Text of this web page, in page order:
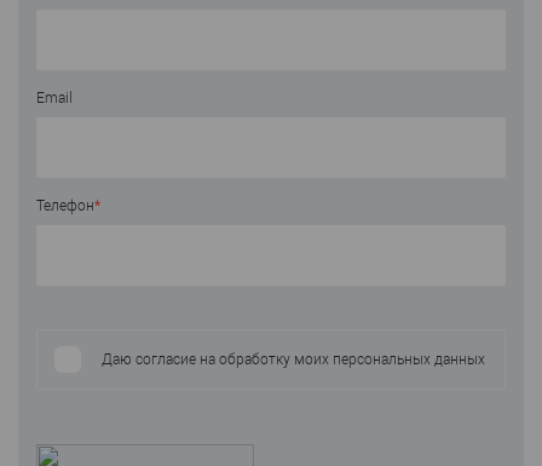
Email
Телефон*
Даю согласие на обработку моих персональных данных